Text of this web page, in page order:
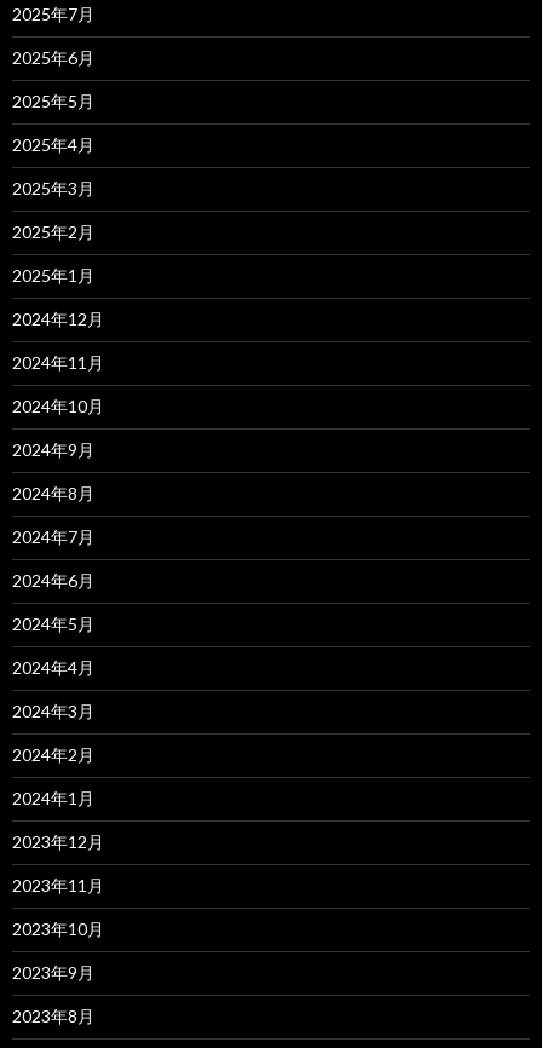
2025年7月
2025年6月
2025年5月
2025年4月
2025年3月
2025年2月
2025年1月
2024年12月
2024年11月
2024年10月
2024年9月
2024年8月
2024年7月
2024年6月
2024年5月
2024年4月
2024年3月
2024年2月
2024年1月
2023年12月
2023年11月
2023年10月
2023年9月
2023年8月